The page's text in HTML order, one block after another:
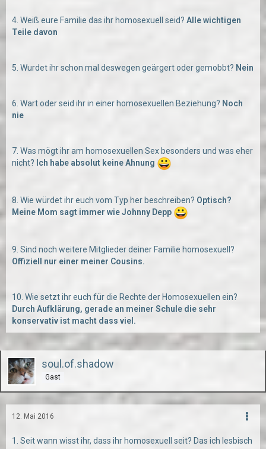
4. Weiß eure Familie das ihr homosexuell seid? Alle wichtigen
Teile davon
5. Wurdet ihr schon mal deswegen geärgert oder gemobbt? Nein
6. Wart oder seid ihr in einer homosexuellen Beziehung? Noch
nie
7. Was mögt ihr am homosexuellen Sex besonders und was eher
nicht? Ich habe absolut keine Ahnung
8. Wie würdet ihr euch vom Typ her beschreiben? Optisch?
Meine Mom sagt immer wie Johnny Depp
9. Sind noch weitere Mitglieder deiner Familie homosexuell?
Offiziell nur einer meiner Cousins.
10. Wie setzt ihr euch für die Rechte der Homosexuellen ein?
Durch Aufklärung, gerade an meiner Schule die sehr
konservativ ist macht dass viel.
soul.of.shadow
Gast
12. Mai 2016
1. Seit wann wisst ihr, dass ihr homosexuell seit? Das ich lesbisch